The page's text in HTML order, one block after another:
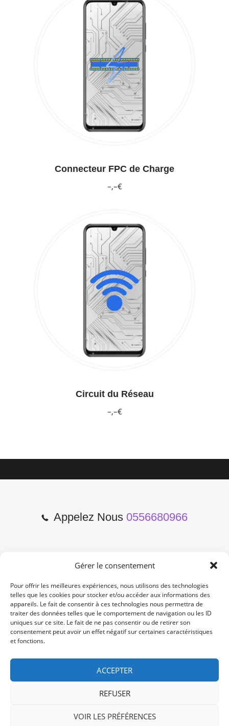
Gérer le consentement
Pour offrir les meilleures expériences, nous utilisons des technologies
telles que les cookies pour stocker et/ou accéder aux informations des
appareils. Le fait de consentir à ces technologies nous permettra de
traiter des données telles que le comportement de navigation ou les ID
uniques sur ce site. Le fait de ne pas consentir ou de retirer son
consentement peut avoir un effet négatif sur certaines caractéristiques
et fonctions.
ACCEPTER
REFUSER
VOIR LES PRÉFÉRENCES
Connecteur FPC de Charge
–,–€
Circuit du Réseau
–,–€
Appelez Nous 0556680966
2 Cours de l'Yser 33800
Bordeaux
Lun-Samedi: 10:00 -19:00
Non Stop
/ /